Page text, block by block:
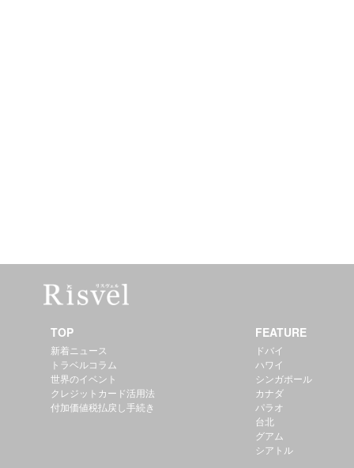
TOP
新着ニュース
トラベルコラム
世界のイベント
クレジットカード活用法
付加価値税払戻し手続き
FEATURE
ドバイ
ハワイ
シンガポール
カナダ
パラオ
台北
グアム
シアトル